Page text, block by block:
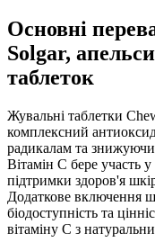
Основні
Solgar,
таблеток
Жувальні таблетки
комплексний
радикалам та
Вітамін C бере участь
підтримки здоров'я
Додаткове включення
біодоступність та
вітаміну C з